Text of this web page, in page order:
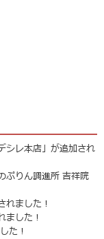
シレ本店」が追加され
ぷりん調進所 吉祥院
ました！
ました！
た！